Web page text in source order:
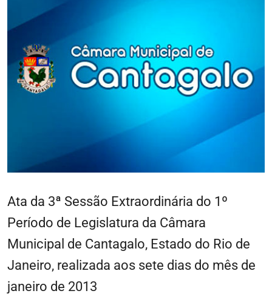
Ata da 3ª Sessão Extraordinária do 1º
Período de Legislatura da Câmara
Municipal de Cantagalo, Estado do Rio de
Janeiro, realizada aos sete dias do mês de
janeiro de 2013